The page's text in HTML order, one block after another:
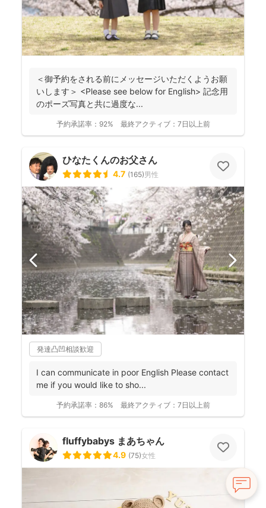
＜御予約をされる前にメッセージいただくようお願
いします＞ <Please see below for English> 記念用
のポーズ写真と共に過度な...
予約承諾率： 92% 最終アクティブ： 7日以上前
ひなたくんのお父さん
4.7 (165)男性
発達凸凹相談歓迎
I can communicate in poor English Please contact
me if you would like to sho...
予約承諾率： 86% 最終アクティブ： 7日以上前
fluffybabys まあちゃん
4.9 (75)女性